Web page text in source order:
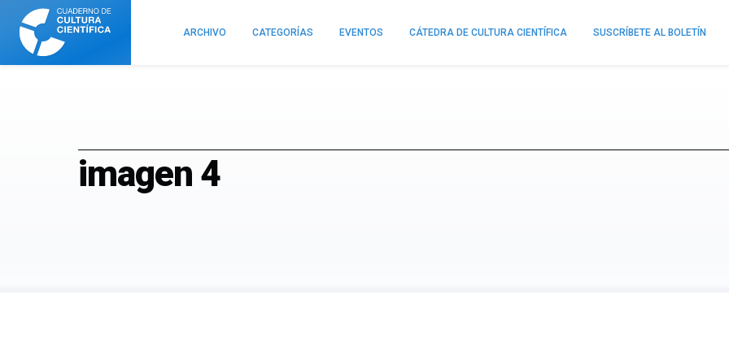
Cuaderno
Cultura
Científica
ARCHIVO CATEGORÍAS EVENTOS CÁTEDRA DE CULTURA CIENTÍFICA SUSCRÍBETE AL BOLETÍN
imagen 4